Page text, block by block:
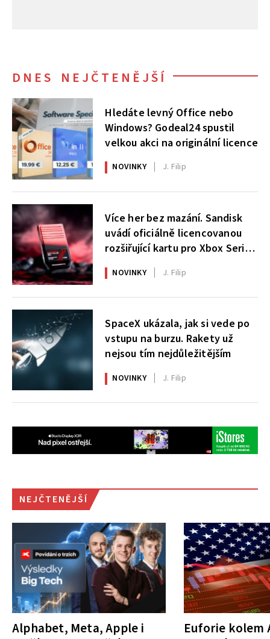
DNES NEJČTENĚJŠÍ
Hledáte levný Office nebo
Windows? Godeal24 spustil
velkou akci na originální licence
NOVINKY J. Filip
Více her bez mazání. Sandisk
uvádí oficiálně licencovanou
rozšiřující kartu pro Xbox Series
X|S
NOVINKY J. Filip
SpaceX ukázala, jak si vede po
vstupu na burzu. Rakety už
nejsou tím nejdůležitějším
NOVINKY J. Filip
NEJČTENĚJŠÍ
Alphabet, Meta, Apple i
Euforie kolem